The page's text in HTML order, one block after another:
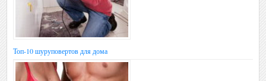
Топ-10 шуруповертов для дома